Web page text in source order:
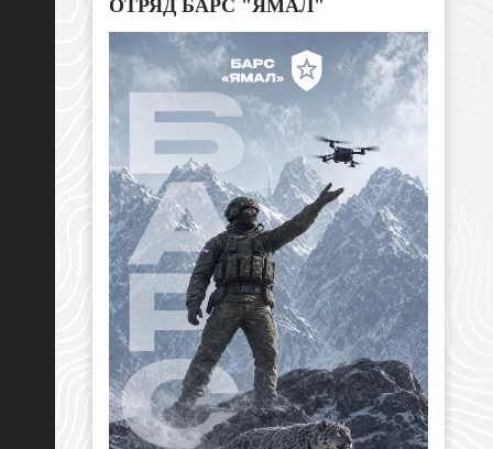
ОТРЯД БАРС "ЯМАЛ"